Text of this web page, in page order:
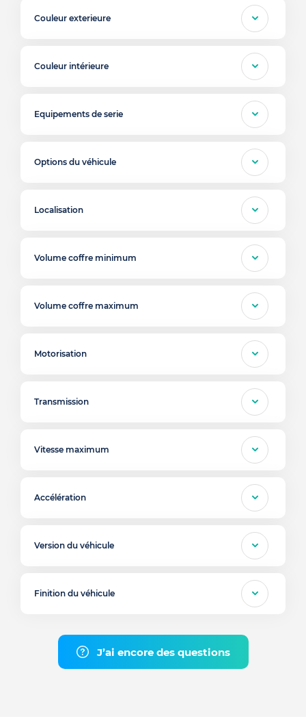
Couleur exterieure
Couleur intérieure
Equipements de serie
Options du véhicule
Localisation
Volume coffre minimum
Volume coffre maximum
Motorisation
Transmission
Vitesse maximum
Accélération
Version du véhicule
Finition du véhicule
J’ai encore des questions